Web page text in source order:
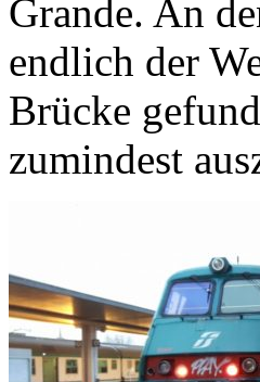
Grande. An
endlich der
Brücke
zumindest